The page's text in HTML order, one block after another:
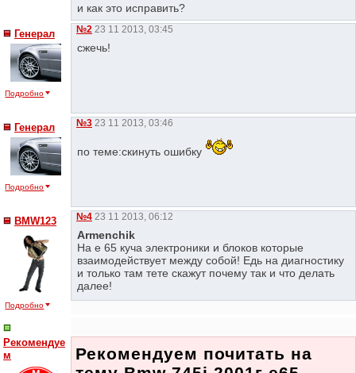
и как это исправить?
Генерал
Подробно
№2 23 11 2013, 03:45
сжечь!
Генерал
Подробно
№3 23 11 2013, 03:46
по теме:скинуть ошибку
BMW123
Подробно
№4 23 11 2013, 06:12
Armenchik
На е 65 куча электроники и блоков которые
взаимодействует между собой! Едь на диагностику
и только там тете скажут почему так и что делать
далее!
Рекомендуе
м
Рекомендуем почитать на